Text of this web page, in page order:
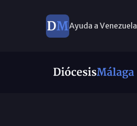
Ayuda a Venezuela